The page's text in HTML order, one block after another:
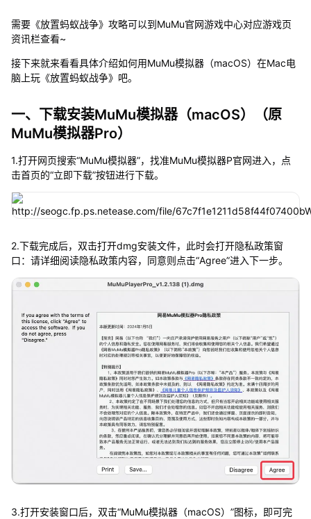
需要《放置蚂蚁战争》攻略可以到MuMu官网游戏中心对应游戏页
资讯栏查看~
接下来就来看看具体介绍如何用MuMu模拟器（macOS）在Mac电
脑上玩《放置蚂蚁战争》吧。
一、下载安装MuMu模拟器（macOS）（原
MuMu模拟器Pro）
1.打开网页搜索“MuMu模拟器”，找准MuMu模拟器P官网进入，点
击首页的“立即下载”按钮进行下载。
2.下载完成后，双击打开dmg安装文件，此时会打开隐私政策窗
口：请详细阅读隐私政策内容，同意则点击“Agree”进入下一步。
3.打开安装窗口后，双击“MuMu模拟器（macOS）”图标，即可完